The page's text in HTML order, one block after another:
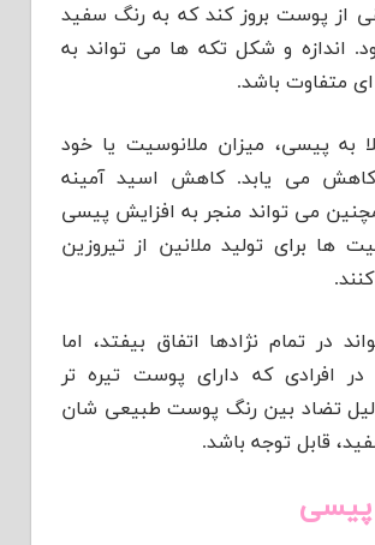
از پوست بروز کند که به رنگ سفید
اندازه و شکل تکه ها می تواند به
متفاوت باشد.
به پیسی، میزان ملانوسیت یا خود
کاهش می یابد. کاهش اسید آمینه
می تواند منجر به افزایش پیسی
ها برای تولید ملانین از تیروزین
در تمام نژادها اتفاق بیفتد، اما
افرادی که دارای پوست تیره تر
تضاد بین رنگ پوست طبیعی شان
قابل توجه باشد.
پیسی